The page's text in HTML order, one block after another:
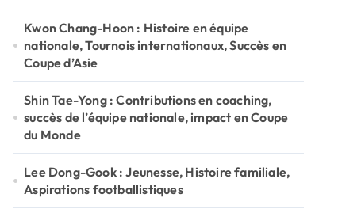
r
Kwon Chang-Hoon : Histoire en équipe
nationale, Tournois internationaux, Succès en
Coupe d’Asie
Shin Tae-Yong : Contributions en coaching,
succès de l’équipe nationale, impact en Coupe
du Monde
Lee Dong-Gook : Jeunesse, Histoire familiale,
Aspirations footballistiques